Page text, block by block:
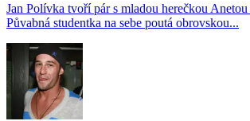
Jan Polívka tvoří pár s mladou herečkou
Půvabná studentka na sebe poutá obrovskou...